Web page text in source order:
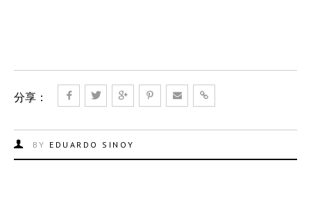
分享：
BY EDUARDO SINOY